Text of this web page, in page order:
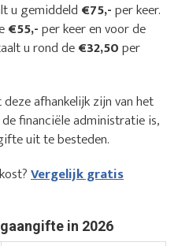
u gemiddeld €75,-per keer.
€55,-per keer en voor de
u rond de€32,50per
afhankelijk zijn van het
financiële administratie is,
uit te besteden.
Vergelijk gratis
in 2026